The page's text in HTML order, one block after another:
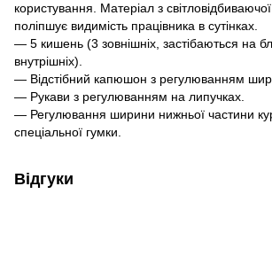
користування. Матеріал з
поліпшує видимість працівника в сутінках.
— 5 кишень (3 зовнішніх, застібаються на
внутрішніх).
— Відстібний капюшон з регулюванням
— Рукави з регулюванням на липучках.
— Регулювання ширини нижньої частини
спеціальної гумки.
Відгуки